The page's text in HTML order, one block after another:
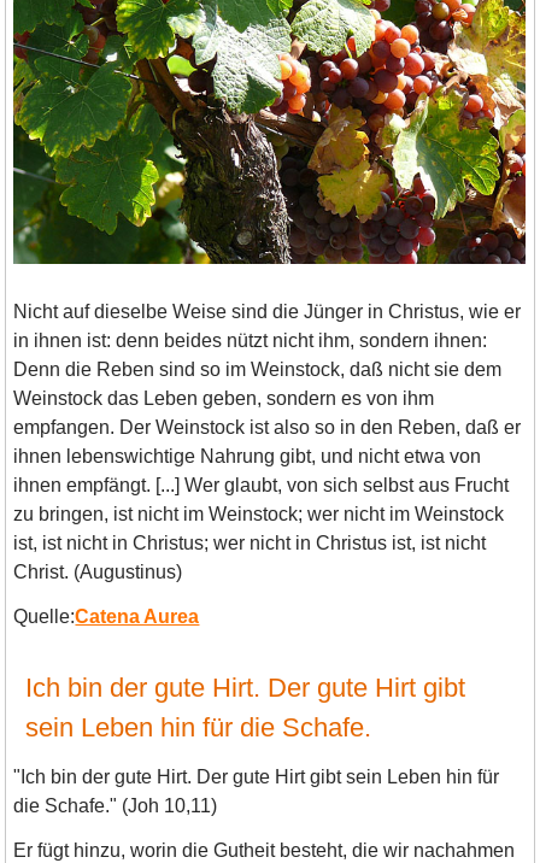
Nicht auf dieselbe Weise sind die Jünger in Christus, wie er
in ihnen ist: denn beides nützt nicht ihm, sondern ihnen:
Denn die Reben sind so im Weinstock, daß nicht sie dem
Weinstock das Leben geben, sondern es von ihm
empfangen. Der Weinstock ist also so in den Reben, daß er
ihnen lebenswichtige Nahrung gibt, und nicht etwa von
ihnen empfängt. [...] Wer glaubt, von sich selbst aus Frucht
zu bringen, ist nicht im Weinstock; wer nicht im Weinstock
ist, ist nicht in Christus; wer nicht in Christus ist, ist nicht
Christ. (Augustinus)
Quelle:Catena Aurea
Ich bin der gute Hirt. Der gute Hirt gibt
sein Leben hin für die Schafe.
"Ich bin der gute Hirt. Der gute Hirt gibt sein Leben hin für
die Schafe." (Joh 10,11)
Er fügt hinzu, worin die Gutheit besteht, die wir nachahmen